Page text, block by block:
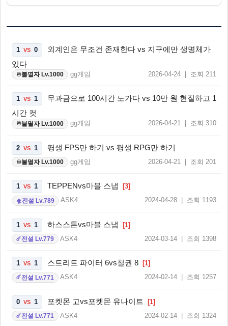
1 VS 0
외계인은 무조건 존재한다 vs 지구에만 생명체가
있다
♾️불멸자 Lv.1000 gg게임 2026-04-24 | 조회 211
1 VS 1
무과금으로 100시간 노가다 vs 10만 원 현질하고 1
시간 컷
♾️불멸자 Lv.1000 gg게임 2026-04-21 | 조회 310
2 VS 1 평생 FPS만 하기 vs 평생 RPG만 하기
♾️불멸자 Lv.1000 gg게임 2026-04-21 | 조회 201
1 VS 1 TEPPENvs마블 스냅 [3]
🛸전설 Lv.789 ASK4 2024-04-28 | 조회 1193
1 VS 1 하스스톤vs마블 스냅 [1]
☄️전설 Lv.779 ASK4 2024-03-14 | 조회 1398
1 VS 1 스트리트 파이터 6vs철권 8 [1]
☄️전설 Lv.771 ASK4 2024-02-14 | 조회 1257
0 VS 1 포켓몬 고vs포켓몬 유나이트 [1]
☄️전설 Lv.771 ASK4 2024-02-14 | 조회 1324